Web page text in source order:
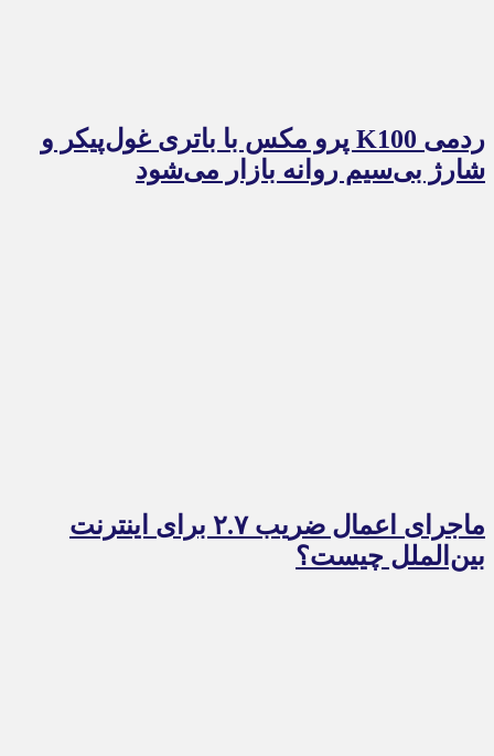
ردمی K100 پرو مکس با باتری غول‌پیکر و
شارژ بی‌سیم روانه بازار می‌شود
ماجرای اعمال ضریب ۲.۷ برای اینترنت
بین‌الملل چیست؟